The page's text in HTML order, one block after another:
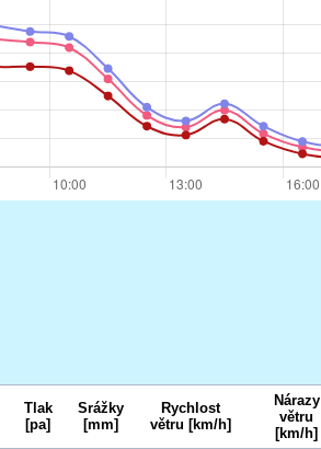
Tlak
[pa]
Srážky
[mm]
Rychlost
větru [km/h]
Nárazy
větru
[km/h]